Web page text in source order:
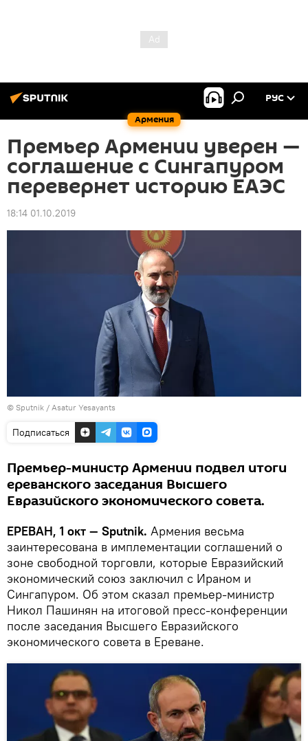
Армения
РУС
Премьер Армении уверен —
соглашение с Сингапуром
перевернет историю ЕАЭС
18:14 01.10.2019
© Sputnik / Asatur Yesayants
Подписаться
Премьер-министр Армении подвел итоги
ереванского заседания Высшего
Евразийского экономического совета.
ЕРЕВАН, 1 окт — Sputnik. Армения весьма
заинтересована в имплементации соглашений о
зоне свободной торговли, которые Евразийский
экономический союз заключил с Ираном и
Сингапуром. Об этом сказал премьер-министр
Никол Пашинян на итоговой пресс-конференции
после заседания Высшего Евразийского
экономического совета в Ереване.